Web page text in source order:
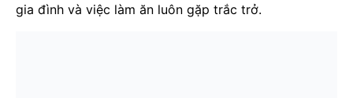
gia đình và việc làm ăn luôn gặp trắc trở.